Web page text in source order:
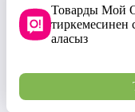
Товарды Мой
тиркемесинен
аласыз